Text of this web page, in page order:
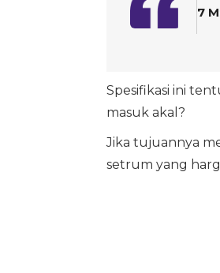
7
Spesifikasi ini
masuk akal?
Jika tujuannya
setrum yang